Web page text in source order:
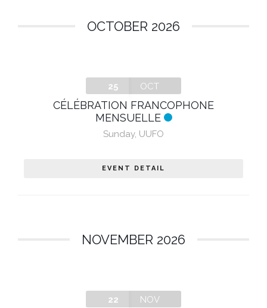
OCTOBER 2026
25 OCT
CÉLÉBRATION FRANCOPHONE
MENSUELLE
Sunday, UUFO
EVENT DETAIL
NOVEMBER 2026
22 NOV